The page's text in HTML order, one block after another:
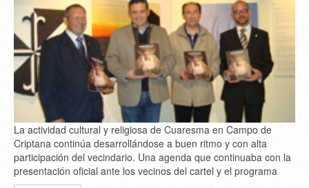
La actividad cultural y religiosa de Cuaresma en Campo de
Criptana continúa desarrollándose a buen ritmo y con alta
participación del vecindario. Una agenda que continuaba con la
presentación oficial ante los vecinos del cartel y el programa